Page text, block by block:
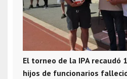
El torneo de la IPA recaudó
hijos de funcionarios